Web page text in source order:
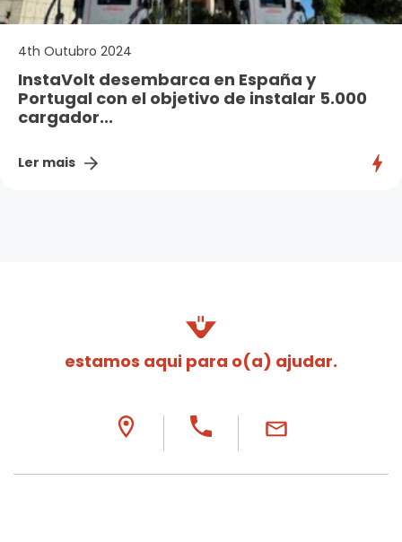
4th Outubro 2024
InstaVolt desembarca en España y
Portugal con el objetivo de instalar 5.000
cargador...
Ler mais
estamos aqui para o(a) ajudar.